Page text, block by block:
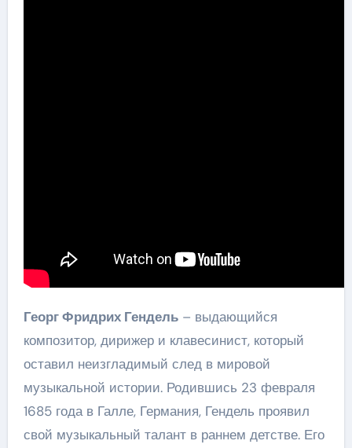
Георг Фридрих Гендель– выдающийся
композитор, дирижер и клавесинист, который
оставил неизгладимый след в мировой
музыкальной истории. Родившись 23 февраля
1685 года в Галле, Германия, Гендель проявил
свой музыкальный талант в раннем детстве. Его